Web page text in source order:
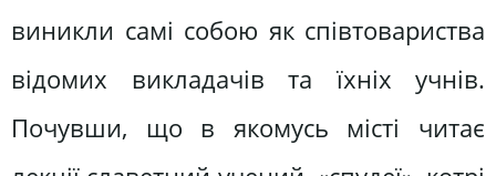
виникли самі собою як співтовариства
відомих викладачів та їхніх учнів.
Почувши, що в якомусь місті читає